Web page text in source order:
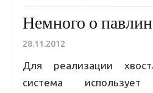
Немного о
28.11.2012
Для реализации
система